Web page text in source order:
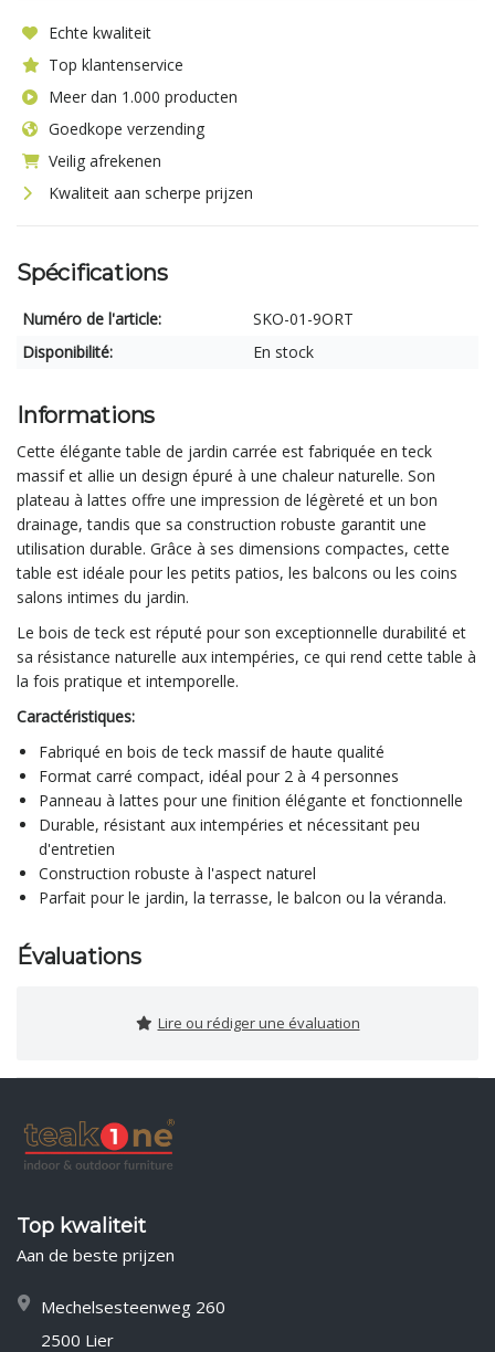
Echte kwaliteit
Top klantenservice
Meer dan 1.000 producten
Goedkope verzending
Veilig afrekenen
Kwaliteit aan scherpe prijzen
Spécifications
Numéro de l'article:
SKO-01-9ORT
Disponibilité:
En stock
Informations
Cette élégante table de jardin carrée est fabriquée en teck
massif et allie un design épuré à une chaleur naturelle. Son
plateau à lattes offre une impression de légèreté et un bon
drainage, tandis que sa construction robuste garantit une
utilisation durable. Grâce à ses dimensions compactes, cette
table est idéale pour les petits patios, les balcons ou les coins
salons intimes du jardin.
Le bois de teck est réputé pour son exceptionnelle durabilité et
sa résistance naturelle aux intempéries, ce qui rend cette table à
la fois pratique et intemporelle.
Caractéristiques:
Fabriqué en bois de teck massif de haute qualité
Format carré compact, idéal pour 2 à 4 personnes
Panneau à lattes pour une finition élégante et fonctionnelle
Durable, résistant aux intempéries et nécessitant peu
d'entretien
Construction robuste à l'aspect naturel
Parfait pour le jardin, la terrasse, le balcon ou la véranda.
Évaluations
Lire ou rédiger une évaluation
Top kwaliteit
Aan de beste prijzen
Mechelsesteenweg 260
2500 Lier